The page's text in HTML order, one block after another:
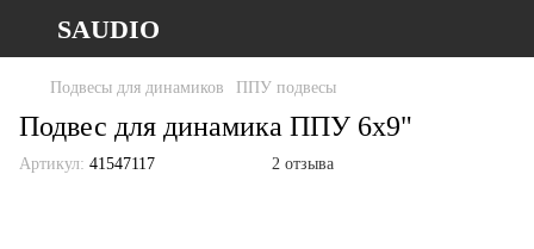
SAUDIO
Подвесы для динамиков ППУ подвесы
Подвес для динамика ППУ 6x9"
Артикул: 41547117 2 отзыва